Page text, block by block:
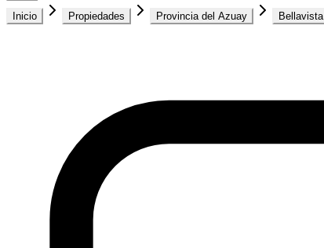
Inicio Propiedades Provincia del Azuay Bellavista